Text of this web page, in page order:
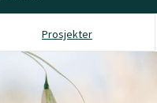
Prosjekter